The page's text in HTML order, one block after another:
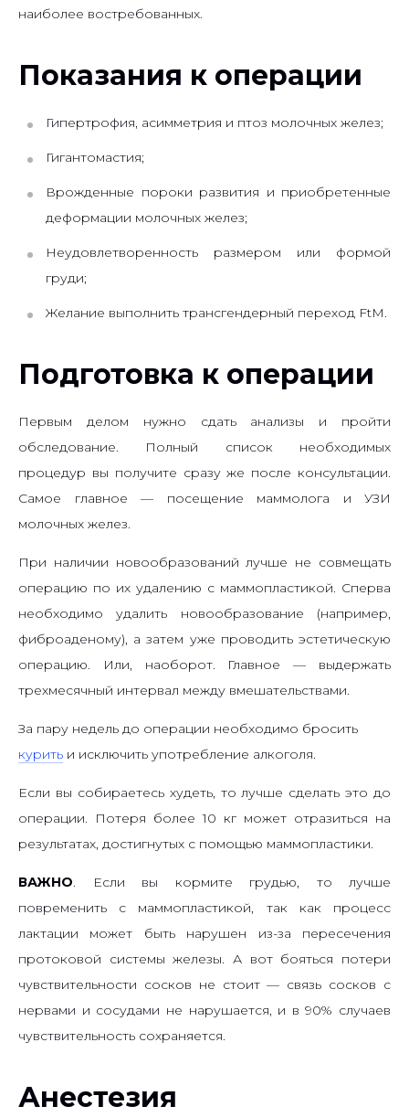
наиболее востребованных.
Показания к операции
Гипертрофия, асимметрия и птоз молочных желез;
Гигантомастия;
Врожденные пороки развития и приобретенные
деформации молочных желез;
Неудовлетворенность размером или формой
груди;
Желание выполнить трансгендерный переход FtM.
Подготовка к операции
Первым делом нужно сдать анализы и пройти
обследование. Полный список необходимых
процедур вы получите сразу же после консультации.
Самое главное — посещение маммолога и УЗИ
молочных желез.
При наличии новообразований лучше не совмещать
операцию по их удалению с маммопластикой. Сперва
необходимо удалить новообразование (например,
фиброаденому), а затем уже проводить эстетическую
операцию. Или, наоборот. Главное — выдержать
трехмесячный интервал между вмешательствами.
За пару недель до операции необходимо бросить
курить и исключить употребление алкоголя.
Если вы собираетесь худеть, то лучше сделать это до
операции. Потеря более 10 кг может отразиться на
результатах, достигнутых с помощью маммопластики.
ВАЖНО. Если вы кормите грудью, то лучше
повременить с маммопластикой, так как процесс
лактации может быть нарушен из-за пересечения
протоковой системы железы. А вот бояться потери
чувствительности сосков не стоит — связь сосков с
нервами и сосудами не нарушается, и в 90% случаев
чувствительность сохраняется.
Анестезия